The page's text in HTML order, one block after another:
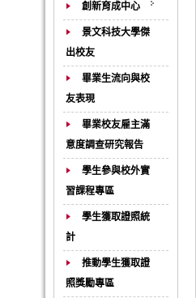
創新育成中心
景文科技大學傑
出校友
畢業生流向與校
友表現
畢業校友雇主滿
意度調查研究報告
學生參與校外實
習課程專區
學生獲取證照統
計
推動學生獲取證
照獎勵專區